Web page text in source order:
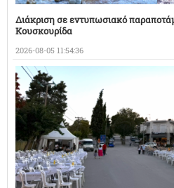
Διάκριση σε εντυπωσιακό
Κουσκουρίδα
2026-08-05 11:54:36